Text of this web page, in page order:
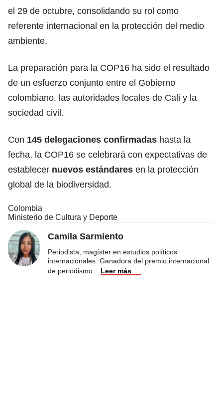
el 29 de octubre, consolidando su rol como
referente internacional en la protección del medio
ambiente.
La preparación para la COP16 ha sido el resultado
de un esfuerzo conjunto entre el Gobierno
colombiano, las autoridades locales de Cali y la
sociedad civil.
Con 145 delegaciones confirmadas hasta la
fecha, la COP16 se celebrará con expectativas de
establecer nuevos estándares en la protección
global de la biodiversidad.
Colombia
Ministerio de Cultura y Deporte
Camila Sarmiento
Periodista, magíster en estudios políticos
internacionales. Ganadora del premio internacional
de periodismo
Leer más